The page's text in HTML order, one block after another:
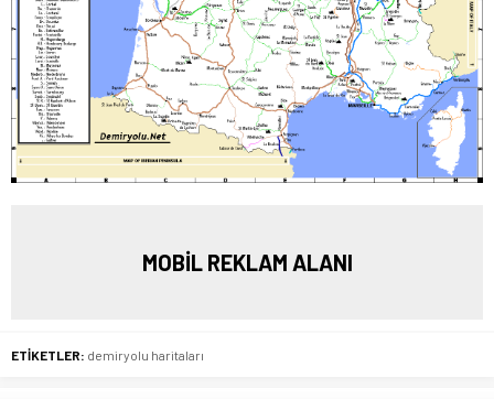
MOBİL REKLAM ALANI
ETİKETLER: demiryolu haritaları